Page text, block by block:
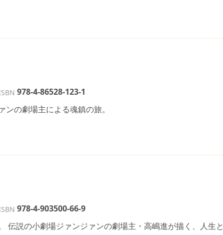
978-4-86528-123-1
の劇場主による魂鎮の旅。
978-4-903500-66-9
伝説の小劇場ジァンジァンの劇場主・高嶋進が描く、人生と